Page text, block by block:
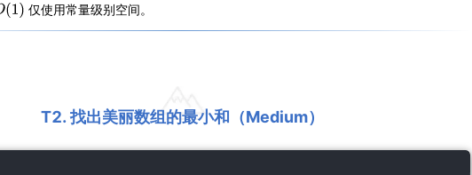
仅使用常量级别空间。
T2. 找出美丽数组的最小和（Medium）